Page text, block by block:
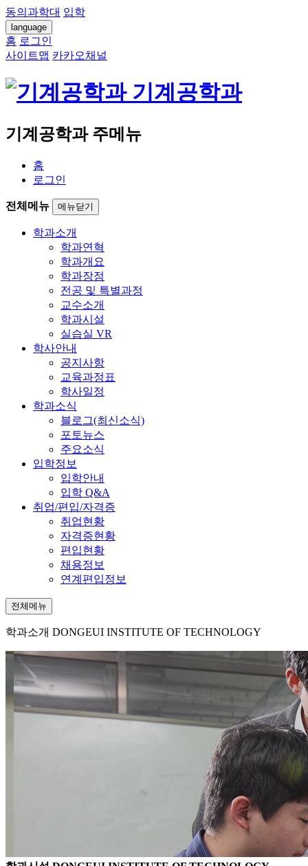
동의과학대 입학
language
홈 로그인
사이트맵 카카오채널
기계공학과
기계공학과 주메뉴
홈
로그인
전체메뉴 메뉴닫기
학과소개
학과연혁
학과개요
학과장점
전공 및 특별과정
교수소개
학과시설
실습실 VR
학사안내
공지사항
교육과정표
학사일정
학과소식
블로그(최신소식)
포토뉴스
주요소식
입학정보
입학안내
입학 Q&A
취업/편입/자격증
취업현황
자격증현황
편입현황
채용정보
연계편입정보
전체메뉴
학과소개 DONGEUI INSTITUTE OF TECHNOLOGY